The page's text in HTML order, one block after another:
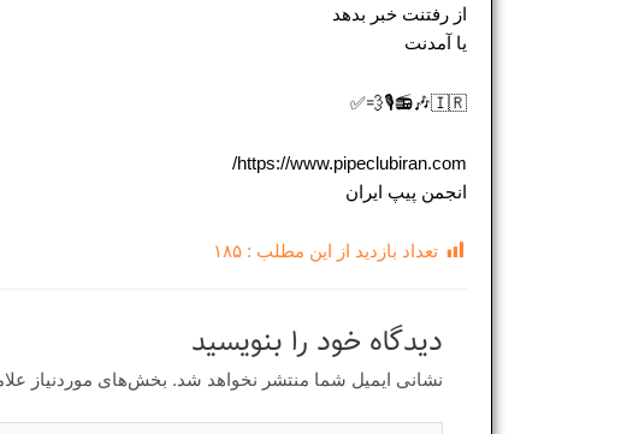
از رفتنت خبر بدهد
یا آمدنت
🇮🇷🎶📻🎙💨✅
https://www.pipeclubiran.com/
انجمن پیپ ایران
تعداد بازدید از این مطلب : ۱۸۵
دیدگاه‌ خود را بنویسید
نشانی ایمیل شما منتشر نخواهد شد. بخش‌های موردنیاز